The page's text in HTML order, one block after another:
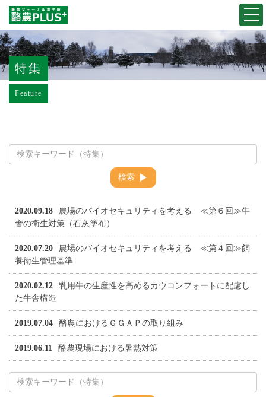
特集
Feature
検索
2020.09.18
農場のバイオセキュリティを考える ≪第６回≫牛
舎の衛生対策（石灰塗布）
2020.07.20
農場のバイオセキュリティを考える ≪第４回≫飼
養衛生管理基準
2020.02.12
乳用牛の生産性を高めるカウコンフォートに配慮し
た牛舎構造
2019.07.04 酪農におけるＧＧＡＰの取り組み
2019.06.11 酪農現場における暑熱対策